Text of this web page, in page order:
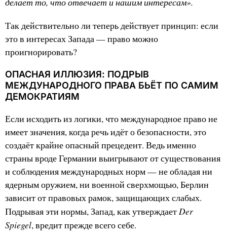
Так действительно ли теперь действует принцип: если
это в интересах Запада — право можно
проигнорировать?
ОПАСНАЯ ИЛЛЮЗИЯ: ПОДРЫВ
МЕЖДУНАРОДНОГО ПРАВА БЬЁТ ПО САМИМ
ДЕМОКРАТИЯМ
Если исходить из логики, что международное право не
имеет значения, когда речь идёт о безопасности, это
создаёт крайне опасный прецедент. Ведь именно
страны вроде Германии выигрывают от существования
и соблюдения международных норм — не обладая ни
ядерным оружием, ни военной сверхмощью, Берлин
зависит от правовых рамок, защищающих слабых.
Подрывая эти нормы, Запад, как утверждаетDer
Spiegel, вредит прежде всего себе.